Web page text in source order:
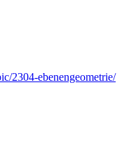
2304-ebenengeometrie/